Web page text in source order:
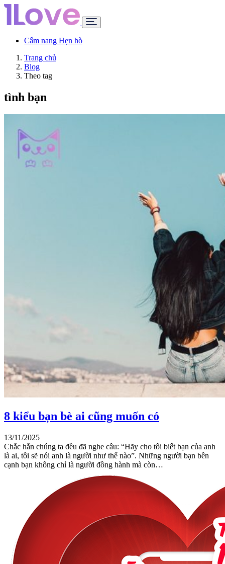
Cẩm nang Hẹn hò
Trang chủ
Blog
Theo tag
tình bạn
8 kiểu bạn bè ai cũng muốn có
13/11/2025
Chắc hẳn chúng ta đều đã nghe câu: “Hãy cho tôi biết bạn của anh
là ai, tôi sẽ nói anh là người như thế nào”. Những người bạn bên
cạnh bạn không chỉ là người đồng hành mà còn…